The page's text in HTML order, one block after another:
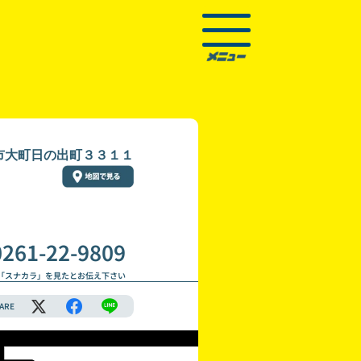
大町日の出町３３１１
22-9809
スナカラ」を見たとお伝え下さい